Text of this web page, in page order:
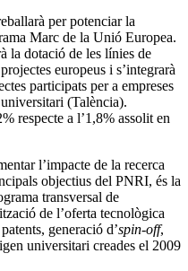
per potenciar la
Marc de la Unió Europea.
la dotació de les línies de
europeus i s’integrarà
participats per a empreses
(Talència).
respecte a l’1,8% assolit en
l’impacte de la recerca
objectius del PNRI, és la
transversal de
de l’oferta tecnològica
generació d’spin-off,
universitari creades el 2009